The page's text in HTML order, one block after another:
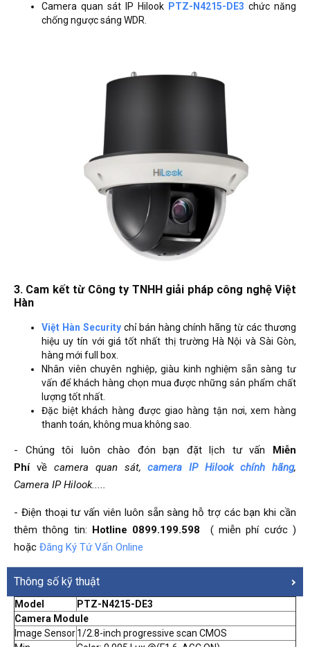
Camera quan sát IP Hilook PTZ-N4215-DE3 chức năng
chống ngược sáng WDR.
3. Cam kết từ Công ty TNHH giải pháp công nghệ Việt
Hàn
Việt Hàn Securitychỉ bán hàng chính hãng từ các thương
hiệu uy tín với giá tốt nhất thị trường Hà Nội và Sài Gòn,
hàng mới full box.
Nhân viên chuyên nghiệp, giàu kinh nghiệm sẵn sàng tư
vấn để khách hàng chọn mua được những sản phẩm chất
lượng tốt nhất.
Đặc biệt khách hàng được giao hàng tận nơi, xem hàng
thanh toán, không mua không sao.
- Chúng tôi luôn chào đón bạn đặt lịch tư vấn
Miễn
Phívề camera quan sát,camera IP Hilook chính hãng,
Camera IP Hilook.....
- Điện thoại tư vấn viên luôn sẵn sàng hỗ trợ các bạn khi cần
thêm thông tin:
Hotline 0899.199.598
( miễn phí cước )
hoặc Đăng Ký Tứ Vấn Online
Thông số kỹ thuật
Model
PTZ-N4215-DE3
Camera Module
Image Sensor1/2.8-inch progressive scan CMOS